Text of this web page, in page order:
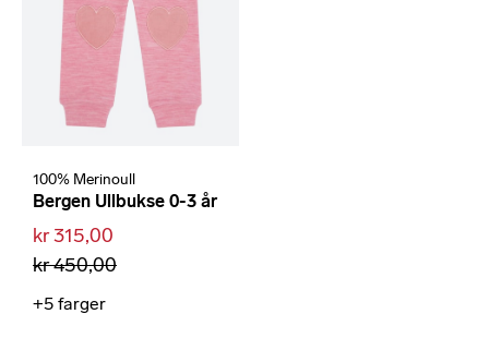
100% Merinoull
Bergen Ullbukse 0-3 år
kr 315,00
kr 450,00
+5 farger